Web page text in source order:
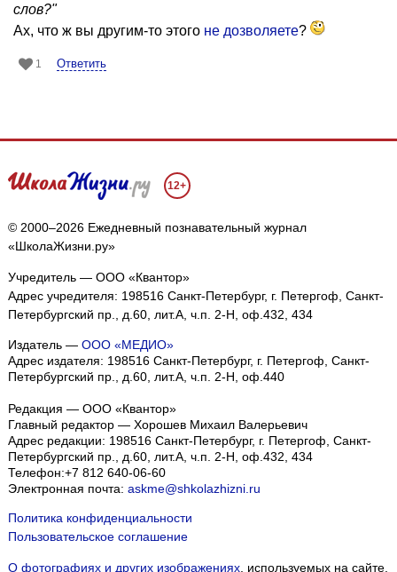
слов?"
Ах, что ж вы другим-то этого не дозволяете?
1 Ответить
12+
© 2000–2026 Ежедневный познавательный журнал
«ШколаЖизни.ру»
Учредитель — ООО «Квантор»
Адрес учредителя: 198516 Санкт-Петербург, г. Петергоф, Санкт-
Петербургский пр., д.60, лит.А, ч.п. 2-Н, оф.432, 434
Издатель — ООО «МЕДИО»
Адрес издателя: 198516 Санкт-Петербург, г. Петергоф, Санкт-
Петербургский пр., д.60, лит.А, ч.п. 2-Н, оф.440
Редакция — ООО «Квантор»
Главный редактор — Хорошев Михаил Валерьевич
Адрес редакции: 198516 Санкт-Петербург, г. Петергоф Санкт-
Петербургский пр., д.60, лит.А, ч.п. 2-Н, оф.432, 434
Телефон:+7 812 640-06-60
Электронная почта: askme@shkolazhizni.ru
Политика конфиденциальности
Пользовательское соглашение
О фотографиях и других изображениях, используемых на сайте.